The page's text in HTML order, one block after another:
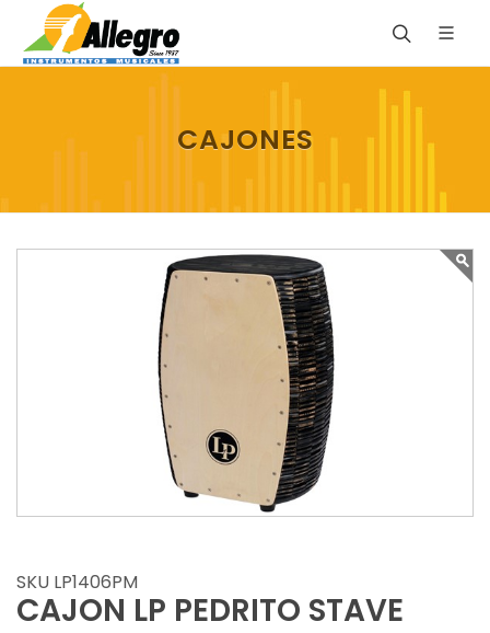
CAJONES
SKU LP1406PM
CAJON LP PEDRITO STAVE